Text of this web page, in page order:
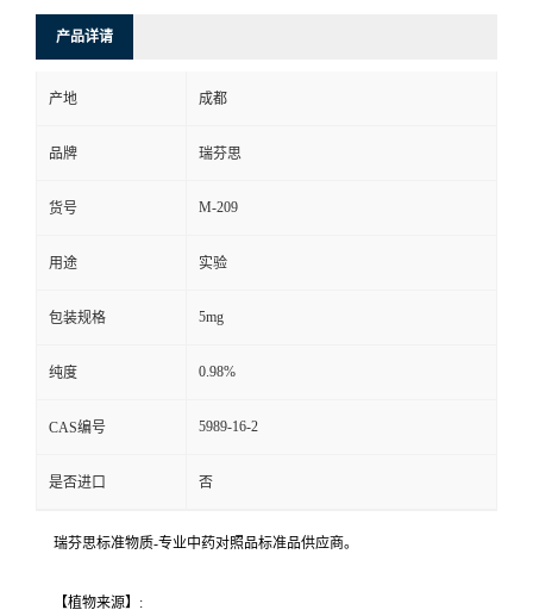
式
产品详请
产地 成都
品牌 瑞芬思
货号 M-209
用途 实验
包装规格 5mg
纯度 0.98%
CAS编号 5989-16-2
是否进口 否
瑞芬思标准物质-专业中药对照品标准品供应商。
【植物来源】: